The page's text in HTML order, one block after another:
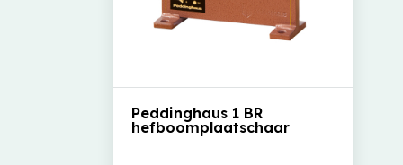
Bekijk het product
Peddinghaus 1 BR
hefboomplaatschaar